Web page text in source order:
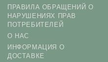
ПРАВИЛА ОБРАЩЕНИЙ О
НАРУШЕНИЯХ ПРАВ
ПОТРЕБИТЕЛЕЙ
О НАС
ИНФОРМАЦИЯ О
ДОСТАВКЕ